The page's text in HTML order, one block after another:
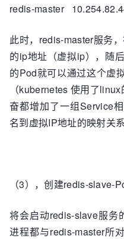
redis-master
此时，redis-master服务
的ip地址（虚拟ip），随
的Pod就可以通过这个虚
（kubernetes 使用了
奋都增加了一组Service
名到虚拟IP地址的映射关系
（3），创建redis-slave-
将会启动redis-slave服务
进程都与redis-master所